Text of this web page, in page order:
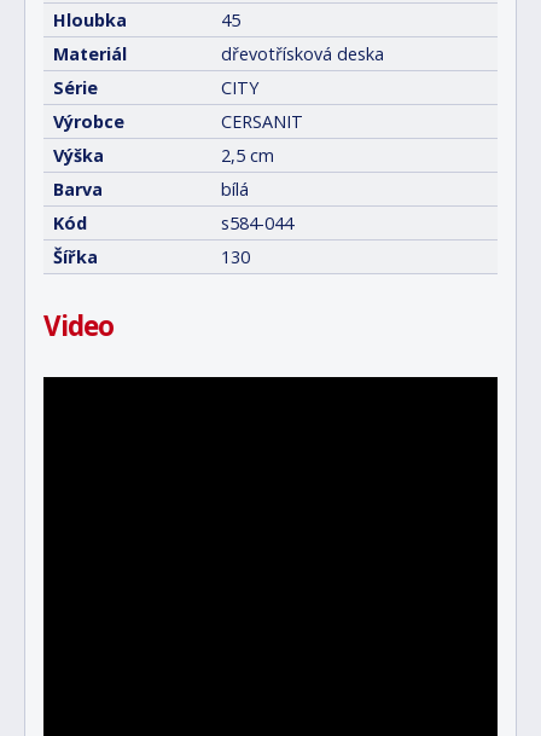
Hloubka
45
Materiál
dřevotřísková deska
Série
CITY
Výrobce
CERSANIT
Výška
2,5 cm
Barva
bílá
Kód
s584-044
Šířka
130
Video